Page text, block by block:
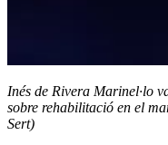
Inés de Rivera Marinel·lo
sobre rehabilitació en el
Sert)